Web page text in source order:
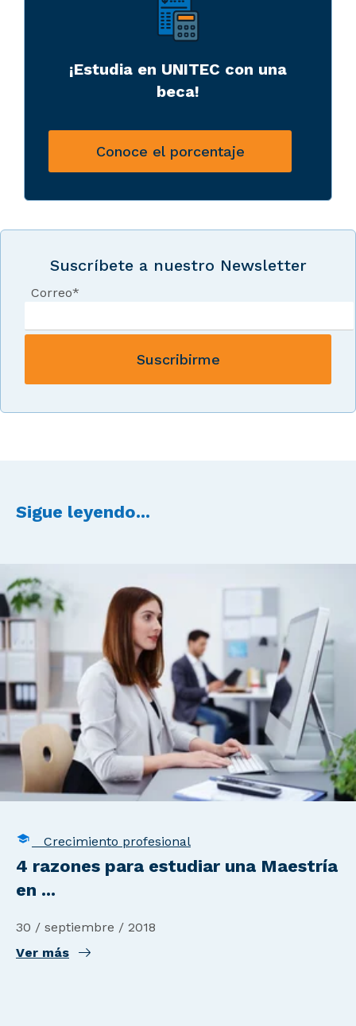
¡Estudia en UNITEC con una
beca!
Conoce el porcentaje
Suscríbete a nuestro Newsletter
Correo*
Sigue leyendo...
Crecimiento profesional
4 razones para estudiar una Maestría
en ...
30 / septiembre / 2018
Ver más